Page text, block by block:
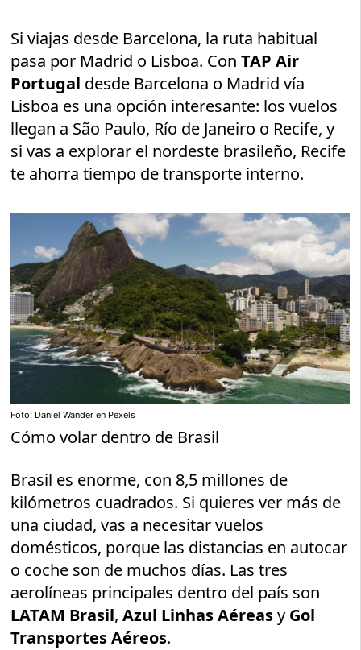
Si viajas desde Barcelona, la ruta habitual
pasa por Madrid o Lisboa. ConTAP Air
Portugal desde Barcelona o Madrid vía
Lisboa es una opción interesante: los vuelos
llegan a São Paulo, Río de Janeiro o Recife, y
si vas a explorar el nordeste brasileño, Recife
te ahorra tiempo de transporte interno.
Foto: Daniel Wander en Pexels
Cómo volar dentro de Brasil
Brasil es enorme, con 8,5 millones de
kilómetros cuadrados. Si quieres ver más de
una ciudad, vas a necesitar vuelos
domésticos, porque las distancias en autocar
o coche son de muchos días. Las tres
aerolíneas principales dentro del país son
LATAM Brasil,Azul Linhas Aéreasy Gol
Transportes Aéreos.